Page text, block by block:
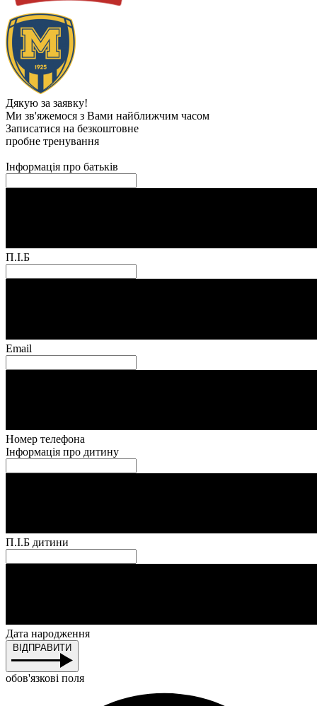
Дякую за заявку!
Ми зв'яжемося з Вами найближчим часом
Записатися на безкоштовне
пробне тренування
Інформація про батьків
П.І.Б
Email
Номер телефона
Інформація про дитину
П.І.Б дитини
Дата народження
ВІДПРАВИТИ
обов'язкові поля